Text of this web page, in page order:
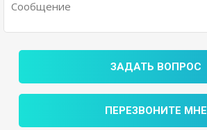
ЗАДАТЬ ВОПРОС
ПЕРЕЗВОНИТЕ МНЕ